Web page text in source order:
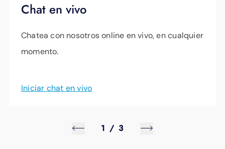
Chat en vivo
Chatea con nosotros online en vivo, en cualquier
momento.
Iniciar chat en vivo
1 / 3